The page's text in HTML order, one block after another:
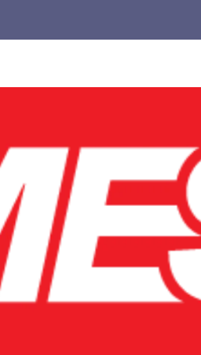
cocok
yang
pengen
main
lebih
pintar.
Jangan